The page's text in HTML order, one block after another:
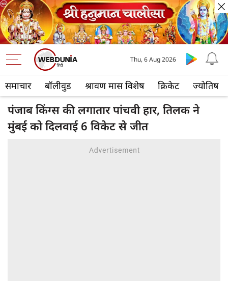
समाचार बॉलीवुड श्रावण मास विशेष क्रिकेट ज्योतिष
Thu, 6 Aug 2026
पंजाब किंग्स की लगातार पांचवी हार, तिलक ने
मुंबई को दिलवाई 6 विकेट से जीत